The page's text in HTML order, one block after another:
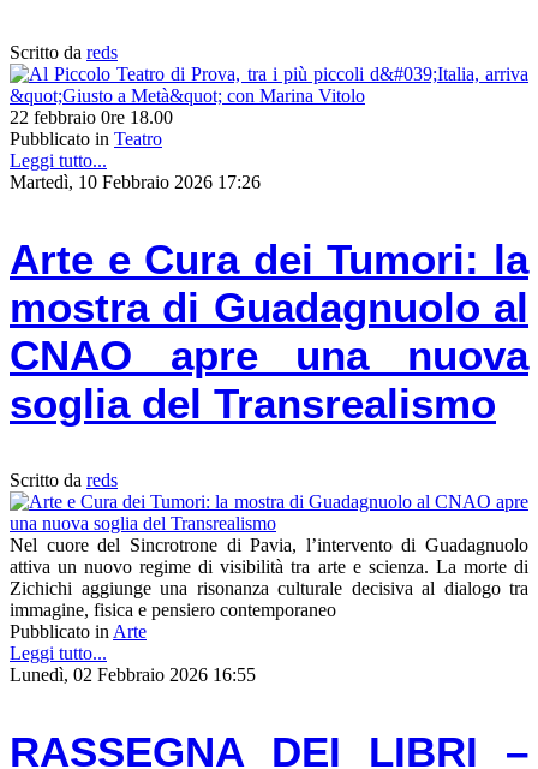
Scritto da reds
22 febbraio 0re 18.00
Pubblicato in Teatro
Leggi tutto...
Martedì, 10 Febbraio 2026 17:26
Arte e Cura dei Tumori: la
mostra di Guadagnuolo al
CNAO apre una nuova
soglia del Transrealismo
Scritto da reds
Nel cuore del Sincrotrone di Pavia, l’intervento di Guadagnuolo
attiva un nuovo regime di visibilità tra arte e scienza. La morte di
Zichichi aggiunge una risonanza culturale decisiva al dialogo tra
immagine, fisica e pensiero contemporaneo
Pubblicato in Arte
Leggi tutto...
Lunedì, 02 Febbraio 2026 16:55
RASSEGNA DEI LIBRI –